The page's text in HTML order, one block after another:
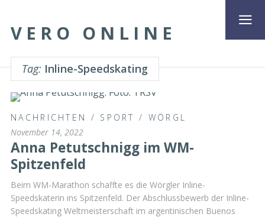
VERO ONLINE
Tag: Inline-Speedskating
NACHRICHTEN / SPORT / WÖRGL
November 14, 2022
Anna Petutschnigg im WM-
Spitzenfeld
Beim WM-Marathon schaffte es die Wörgler Inline-
Speedskaterin ins Spitzenfeld. Der Abschlussbewerb der Inline-
Speedskating Weltmeisterschaft im argentinischen Buenos